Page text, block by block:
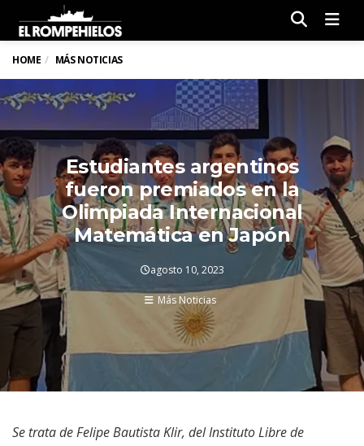
HOME MÁS NOTICIAS
Estudiantes argentinos
fueron premiados en la
Olimpiada Internacional
Matemática en Japón
agosto 10, 2023
Más Noticias
Se trata de Felipe Bautista Klir, del Instituto Libre de